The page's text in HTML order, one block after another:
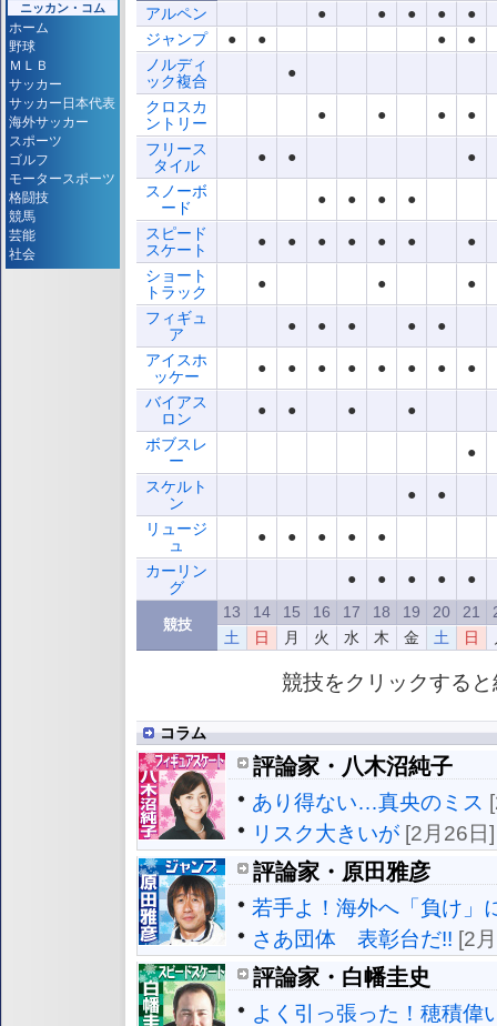
アルペン
● ● ● ●
●
ジャンプ
● ● ●
●
ノルディ
ック複合
●
クロスカ
ントリー
● ● ●
●
フリース
タイル
● ●
●
スノーボ
ード
● ● ●
●
スピード
スケート
● ● ● ● ● ●
●
ショート
トラック
● ●
●
フィギュ
ア
● ● ● ●
●
アイスホ
ッケー
● ● ● ● ● ● ●
●
バイアス
ロン
● ● ●
●
ボブスレ
ー
●
スケルト
ン
●
●
リュージ
ュ
● ● ● ●
●
カーリン
グ
● ● ● ● ●
競技
13 14 15 16 17 18 19 20 21
土
日 月 火 水 木 金 土 日
競技をクリックする
コラム
評論家・八木沼純子
あり得ない…真央のミス
リスク大きいが [2月26日]
評論家・原田雅彦
若手よ！海外へ「負け」
さあ団体 表彰台だ!! [2
評論家・白幡圭史
よく引っ張った！穂積偉
ニッカン・コム
ホーム
野球
ＭＬＢ
サッカー
サッカー日本代表
海外サッカー
スポーツ
ゴルフ
モータースポーツ
格闘技
競馬
芸能
社会